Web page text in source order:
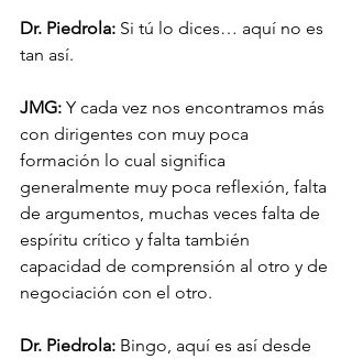
Dr. Piedrola: Si tú lo dices… aquí no es
tan así.
JMG: Y cada vez nos encontramos más
con dirigentes con muy poca
formación lo cual significa
generalmente muy poca reflexión, falta
de argumentos, muchas veces falta de
espíritu crítico y falta también
capacidad de comprensión al otro y de
negociación con el otro.
Dr. Piedrola: Bingo, aquí es así desde